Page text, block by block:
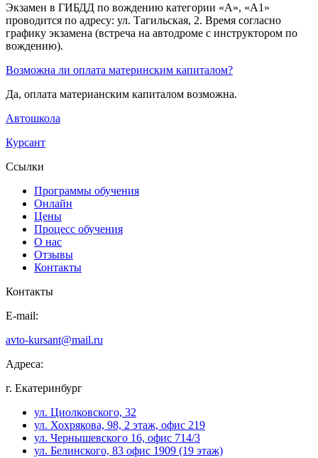
Экзамен в ГИБДД по вождению категории «A», «A1»
проводится по адресу: ул. Тагильская, 2. Время согласно
графику экзамена (встреча на автодроме с инструктором по
вождению).
Возможна ли оплата материнским капиталом?
Да, оплата материанским капиталом возможна.
Автошкола
Курсант
Ссылки
Программы обучения
Онлайн
Цены
Процесс обучения
О нас
Отзывы
Контакты
Контакты
E-mail:
avto-kursant@mail.ru
Адреса:
г. Екатеринбург
ул. Циолковского, 32
ул. Хохрякова, 98, 2 этаж, офис 219
ул. Чернышевского 16, офис 714/3
ул. Белинского, 83 офис 1909 (19 этаж)